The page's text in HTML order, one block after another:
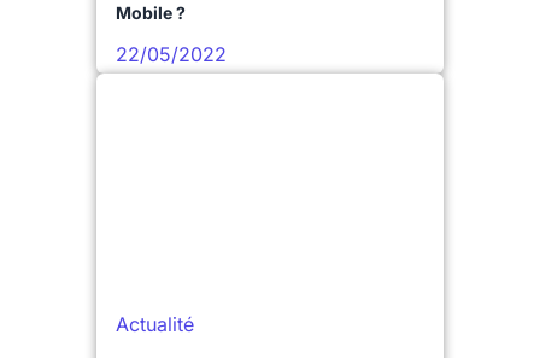
Mobile ?
22/05/2022
Actualité